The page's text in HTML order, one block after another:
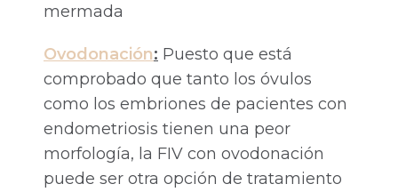
mermada
Ovod onación: Puesto que está
comprobado que tanto los óvulos
como los embriones de pacientes con
endometriosis tienen una peor
morfología, la FIV con ovodonación
puede ser otra opción de tratamiento